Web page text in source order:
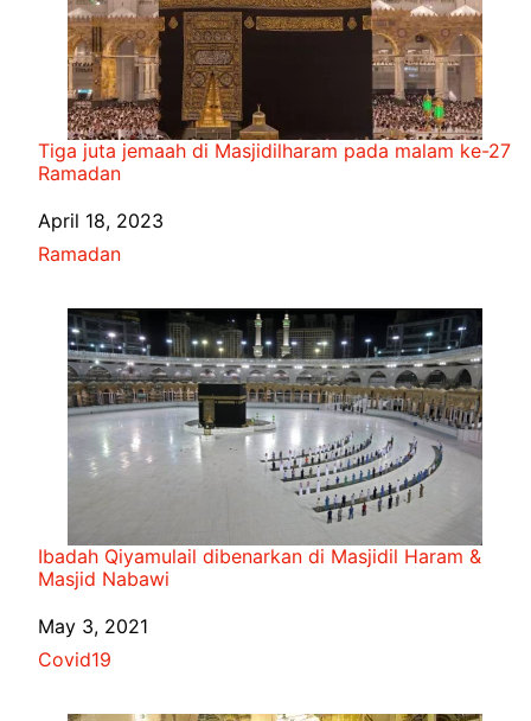
Tiga juta jemaah di Masjidilharam pada malam ke-27
Ramadan
Date
April 18, 2023
In relation to
Ramadan
Ibadah Qiyamulail dibenarkan di Masjidil Haram &
Masjid Nabawi
Date
May 3, 2021
In relation to
Covid19